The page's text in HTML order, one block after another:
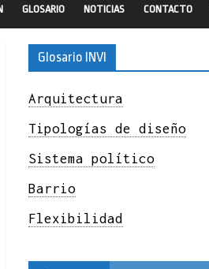
GLOSARIO NOTICIAS CONTACTO
Glosario INVI
Arquitectura
Tipologías de diseño
Sistema político
Barrio
Flexibilidad